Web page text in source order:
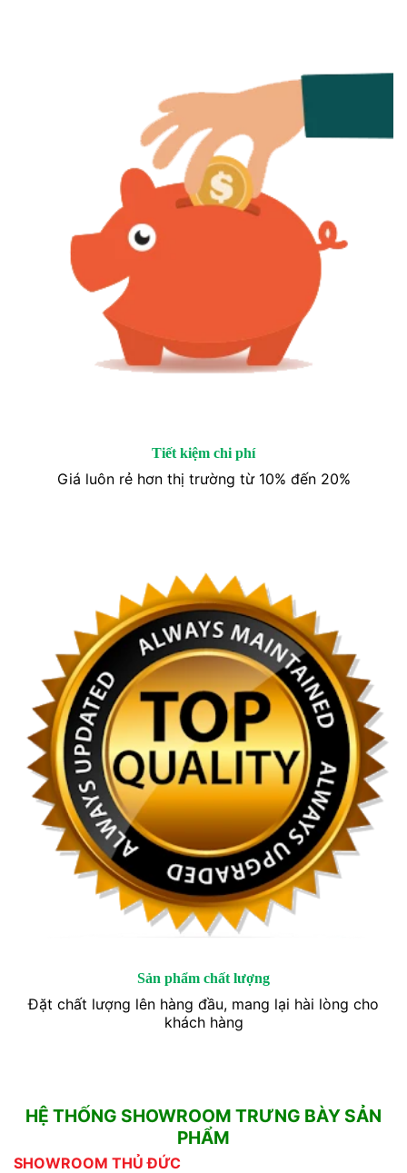
Tiết kiệm chi phí
Giá luôn rẻ hơn thị trường từ 10% đến 20%
Sản phẩm chất lượng
Đặt chất lượng lên hàng đầu, mang lại hài lòng cho
khách hàng
HỆ THỐNG SHOWROOM TRƯNG BÀY SẢN
PHẨM
SHOWROOM THỦ ĐỨC